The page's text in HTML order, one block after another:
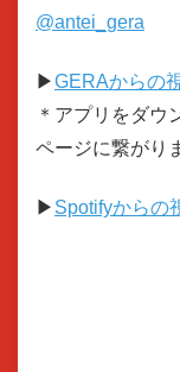
@antei_gera
▶GERAからの
＊アプリをダウ
ページに繋がり
▶ Spotifyからの